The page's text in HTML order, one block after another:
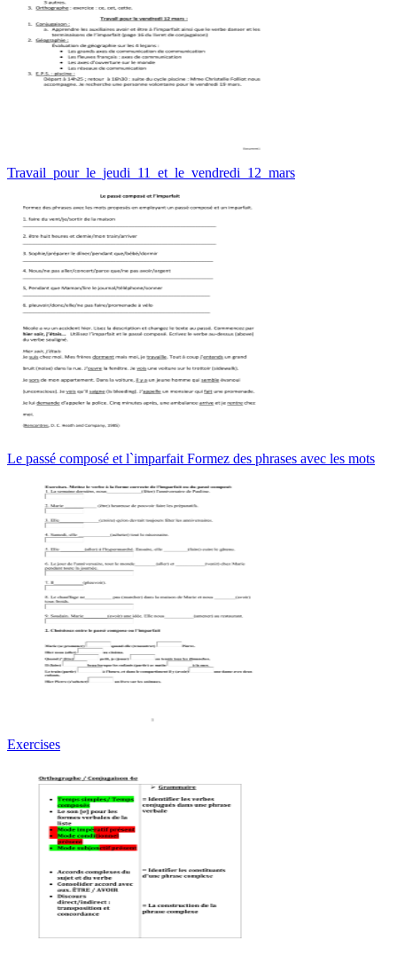
Travail_pour_le_jeudi_11_et_le_vendredi_12_mars
Le passé composé et l`imparfait Formez des phrases avec les mots
Exercises